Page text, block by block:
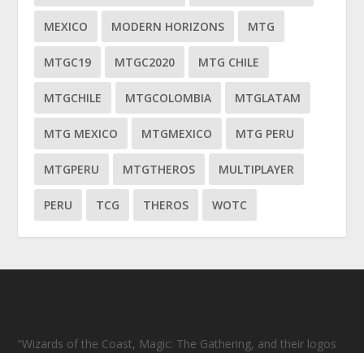
MEXICO MODERN HORIZONS MTG
MTGC19 MTGC2020 MTG CHILE
MTGCHILE MTGCOLOMBIA MTGLATAM
MTG MEXICO MTGMEXICO MTG PERU
MTGPERU MTGTHEROS MULTIPLAYER
PERU TCG THEROS WOTC
“Wizards of the Coast, Magic: The Gathering, and their logos